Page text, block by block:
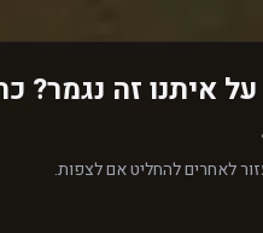
איתנו זה נגמר?
לאחרים להחליט אם לצפות.